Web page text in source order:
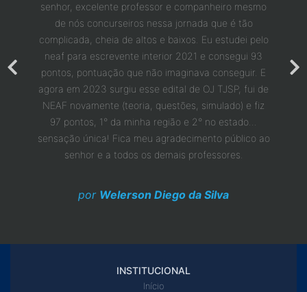
senhor, excelente professor e companheiro mesmo
de nós concurseiros nessa jornada que é tão
complicada, cheia de altos e baixos. Eu estudei pelo
neaf para escrevente interior 2021 e consegui 93
pontos, pontuação que não imaginava conseguir. E
agora em 2023 surgiu esse edital de OJ TJSP, fui de
NEAF novamente (teoria, questões, simulado) e fiz
97 pontos, 1° da minha região e 2° no estado...
sensação única! Fica meu agradecimento público ao
senhor e a todos os demais professores.
por Welerson Diego da Silva
que
INSTITUCIONAL
Início